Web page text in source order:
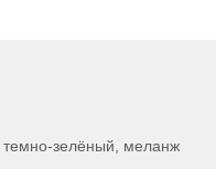
зелёный, меланж